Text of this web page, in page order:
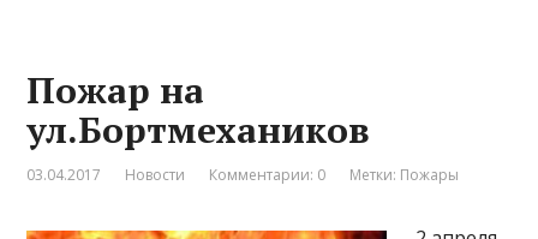
Пожар на
ул.Бортмехаников
03.04.2017 Новости Комментарии: 0 Метки: Пожары